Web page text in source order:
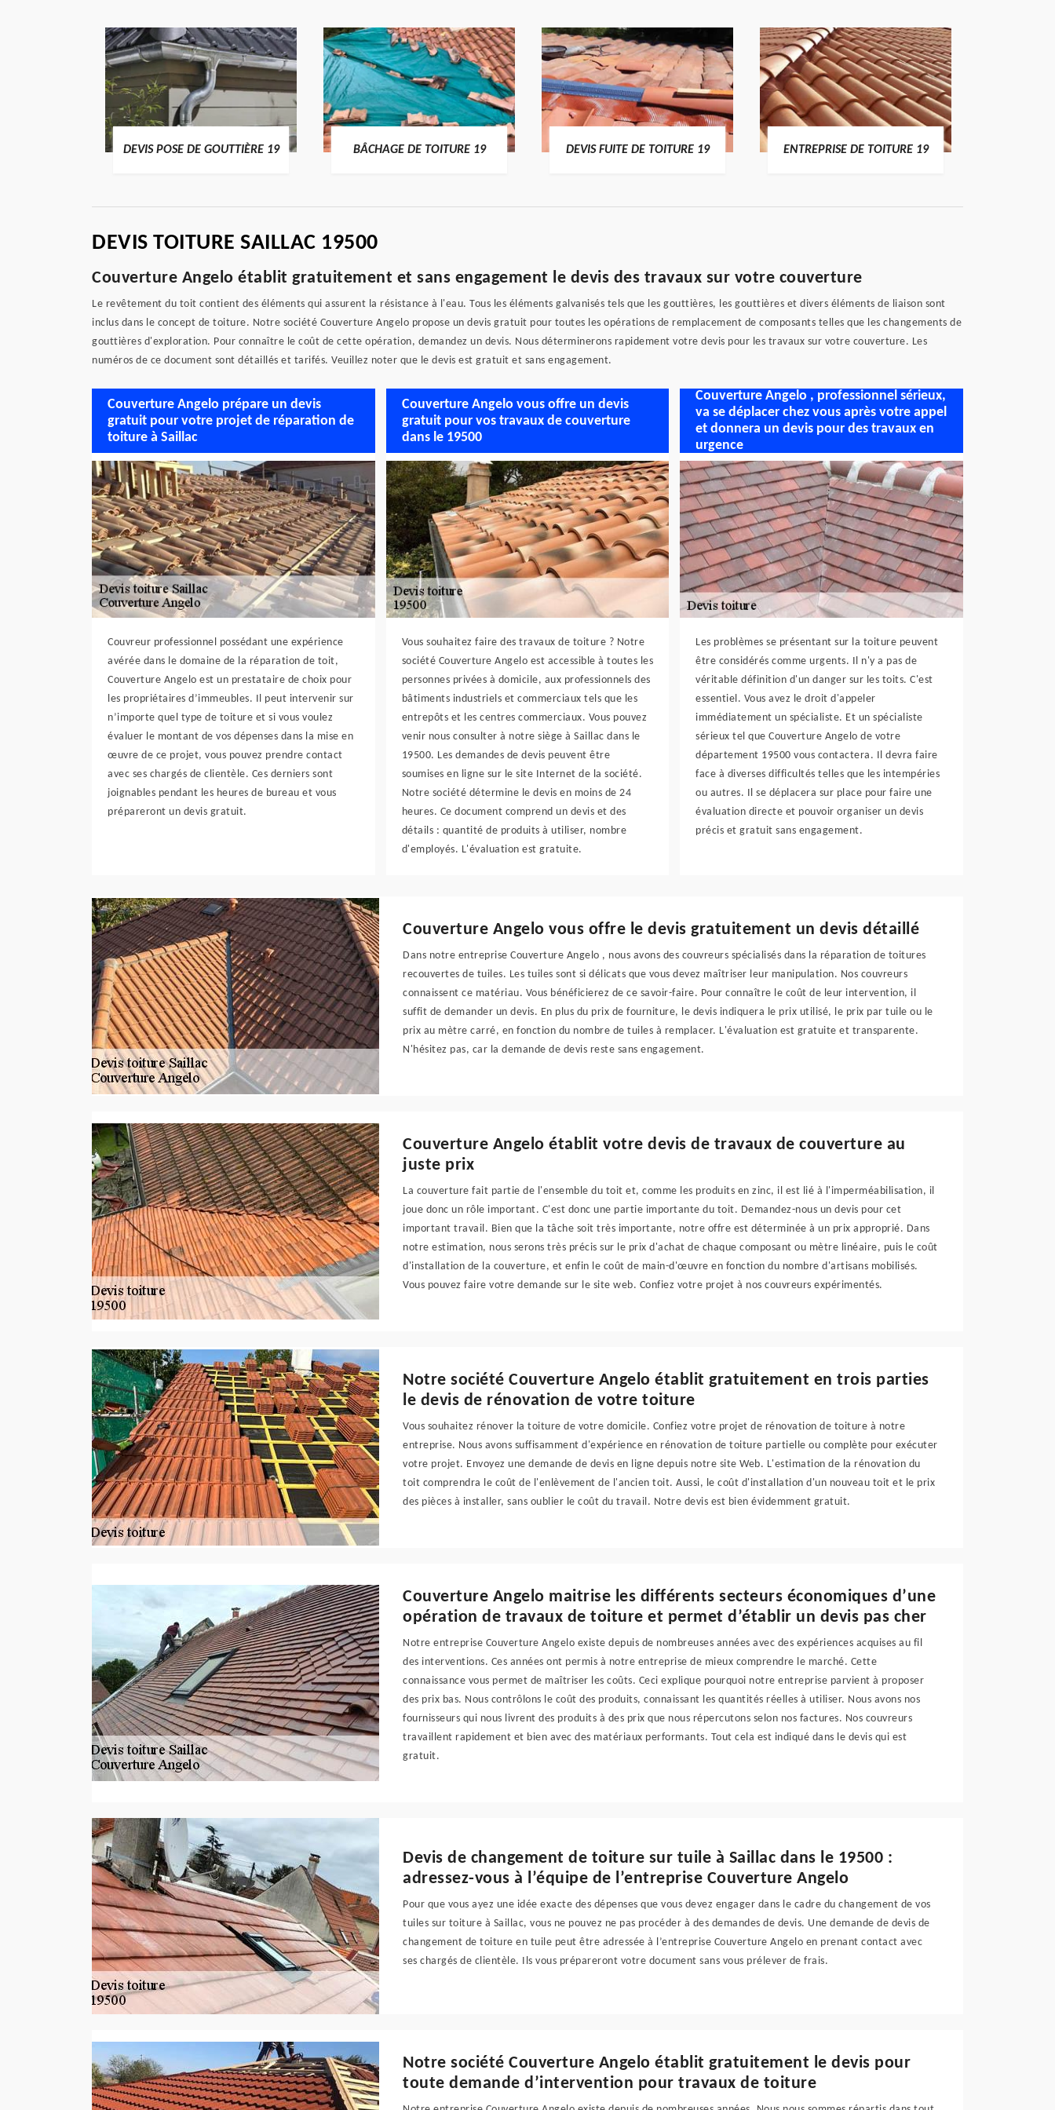
DEVIS POSE DE GOUTTIÈRE 19 BÂCHAGE DE TOITURE 19 DEVIS FUITE DE TOITURE 19 ENTREPRISE DE TOITURE 19
DEVIS TOITURE SAILLAC 19500
Couverture Angelo établit gratuitement et sans engagement le devis des travaux sur votre couverture
Le revêtement du toit contient des éléments qui assurent la résistance à l'eau. Tous les éléments galvanisés tels que les gouttières, les gouttières et divers éléments de liaison sont
inclus dans le concept de toiture. Notre société Couverture Angelo propose un devis gratuit pour toutes les opérations de remplacement de composants telles que les changements de
gouttières d'exploration. Pour connaître le coût de cette opération, demandez un devis. Nous déterminerons rapidement votre devis pour les travaux sur votre couverture. Les
numéros de ce document sont détaillés et tarifés. Veuillez noter que le devis est gratuit et sans engagement.
Couverture Angelo prépare un devis
gratuit pour votre projet de réparation de
toiture à Saillac
Couvreur professionnel possédant une expérience
avérée dans le domaine de la réparation de toit,
Couverture Angelo est un prestataire de choix pour
les propriétaires d’immeubles. Il peut intervenir sur
n’importe quel type de toiture et si vous voulez
évaluer le montant de vos dépenses dans la mise en
œuvre de ce projet, vous pouvez prendre contact
avec ses chargés de clientèle. Ces derniers sont
joignables pendant les heures de bureau et vous
prépareront un devis gratuit.
Couverture Angelo vous offre un devis
gratuit pour vos travaux de couverture
dans le 19500
Vous souhaitez faire des travaux de toiture ? Notre
société Couverture Angelo est accessible à toutes les
personnes privées à domicile, aux professionnels des
bâtiments industriels et commerciaux tels que les
entrepôts et les centres commerciaux. Vous pouvez
venir nous consulter à notre siège à Saillac dans le
19500. Les demandes de devis peuvent être
soumises en ligne sur le site Internet de la société.
Notre société détermine le devis en moins de 24
heures. Ce document comprend un devis et des
détails : quantité de produits à utiliser, nombre
d'employés. L'évaluation est gratuite.
Couverture Angelo , professionnel sérieux,
va se déplacer chez vous après votre appel
et donnera un devis pour des travaux en
urgence
Les problèmes se présentant sur la toiture peuvent
être considérés comme urgents. Il n'y a pas de
véritable définition d'un danger sur les toits. C'est
essentiel. Vous avez le droit d'appeler
immédiatement un spécialiste. Et un spécialiste
sérieux tel que Couverture Angelo de votre
département 19500 vous contactera. Il devra faire
face à diverses difficultés telles que les intempéries
ou autres. Il se déplacera sur place pour faire une
évaluation directe et pouvoir organiser un devis
précis et gratuit sans engagement.
Couverture Angelo vous offre le devis gratuitement un devis détaillé
Dans notre entreprise Couverture Angelo , nous avons des couvreurs spécialisés dans la réparation de toitures
recouvertes de tuiles. Les tuiles sont si délicats que vous devez maîtriser leur manipulation. Nos couvreurs
connaissent ce matériau. Vous bénéficierez de ce savoir-faire. Pour connaître le coût de leur intervention, il
suffit de demander un devis. En plus du prix de fourniture, le devis indiquera le prix utilisé, le prix par tuile ou le
prix au mètre carré, en fonction du nombre de tuiles à remplacer. L'évaluation est gratuite et transparente.
N'hésitez pas, car la demande de devis reste sans engagement.
Couverture Angelo établit votre devis de travaux de couverture au
juste prix
La couverture fait partie de l'ensemble du toit et, comme les produits en zinc, il est lié à l'imperméabilisation, il
joue donc un rôle important. C'est donc une partie importante du toit. Demandez-nous un devis pour cet
important travail. Bien que la tâche soit très importante, notre offre est déterminée à un prix approprié. Dans
notre estimation, nous serons très précis sur le prix d'achat de chaque composant ou mètre linéaire, puis le coût
d'installation de la couverture, et enfin le coût de main-d'œuvre en fonction du nombre d'artisans mobilisés.
Vous pouvez faire votre demande sur le site web. Confiez votre projet à nos couvreurs expérimentés.
Notre société Couverture Angelo établit gratuitement en trois parties
le devis de rénovation de votre toiture
Vous souhaitez rénover la toiture de votre domicile. Confiez votre projet de rénovation de toiture à notre
entreprise. Nous avons suffisamment d'expérience en rénovation de toiture partielle ou complète pour exécuter
votre projet. Envoyez une demande de devis en ligne depuis notre site Web. L'estimation de la rénovation du
toit comprendra le coût de l'enlèvement de l'ancien toit. Aussi, le coût d'installation d'un nouveau toit et le prix
des pièces à installer, sans oublier le coût du travail. Notre devis est bien évidemment gratuit.
Couverture Angelo maitrise les différents secteurs économiques d’une
opération de travaux de toiture et permet d’établir un devis pas cher
Notre entreprise Couverture Angelo existe depuis de nombreuses années avec des expériences acquises au fil
des interventions. Ces années ont permis à notre entreprise de mieux comprendre le marché. Cette
connaissance vous permet de maîtriser les coûts. Ceci explique pourquoi notre entreprise parvient à proposer
des prix bas. Nous contrôlons le coût des produits, connaissant les quantités réelles à utiliser. Nous avons nos
fournisseurs qui nous livrent des produits à des prix que nous répercutons selon nos factures. Nos couvreurs
travaillent rapidement et bien avec des matériaux performants. Tout cela est indiqué dans le devis qui est
gratuit.
Devis de changement de toiture sur tuile à Saillac dans le 19500 :
adressez-vous à l’équipe de l’entreprise Couverture Angelo
Pour que vous ayez une idée exacte des dépenses que vous devez engager dans le cadre du changement de vos
tuiles sur toiture à Saillac, vous ne pouvez ne pas procéder à des demandes de devis. Une demande de devis de
changement de toiture en tuile peut être adressée à l’entreprise Couverture Angelo en prenant contact avec
ses chargés de clientèle. Ils vous prépareront votre document sans vous prélever de frais.
Notre société Couverture Angelo établit gratuitement le devis pour
toute demande d’intervention pour travaux de toiture